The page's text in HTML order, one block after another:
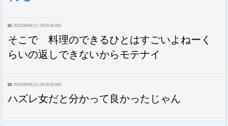
16: 2022/09/06(火) 09:20:40.065
そこで 料理のできるひとはすごいよねーく
らいの返しできないからモテナイ
18: 2022/09/06(火) 09:29:50.840
ハズレ女だと分かって良かったじゃん